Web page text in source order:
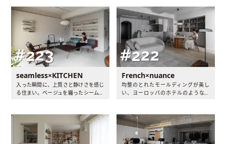
seamless×KITCHEN
入った瞬間に、上質さと静けさを感じ
る住まい。ベージュを纏ったシームレ
French×nuance
均整のとれたモールディングが美し
い、ヨーロッパのホテルのような空
時間が流れていました。